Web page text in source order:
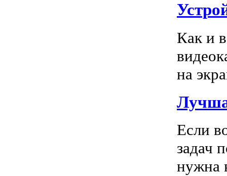
Как и
на
Если
задач
нужна